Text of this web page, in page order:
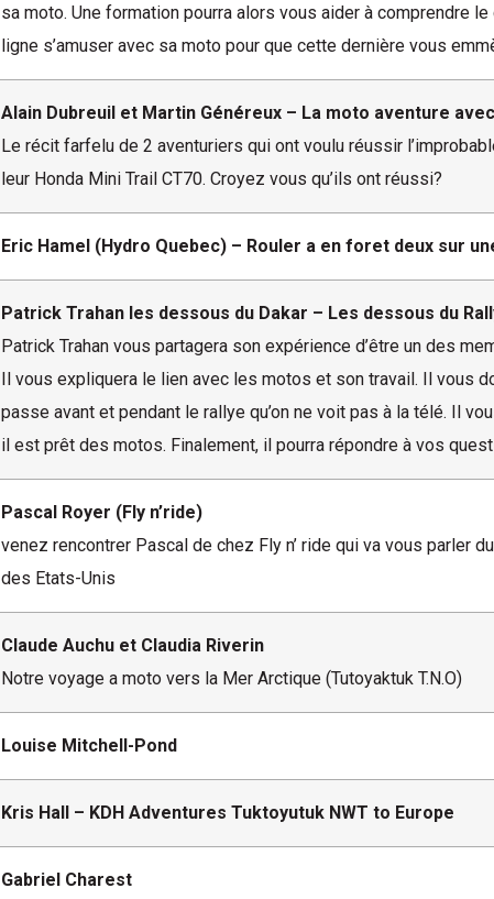
sa moto. Une formation pourra alors vous aider à comprendre
ligne s’amuser avec sa moto pour que cette dernière vous
Alain Dubreuil et Martin Généreux – La moto aventure
Le récit farfelu de 2 aventuriers qui ont voulu réussir
leur Honda Mini Trail CT70. Croyez vous qu’ils ont réussi?
Eric Hamel (Hydro Quebec) – Rouler a en foret deux sur
Patrick Trahan les dessous du Dakar – Les dessous du
Patrick Trahan vous partagera son expérience d’être un des
Il vous expliquera le lien avec les motos et son travail. Il vous
passe avant et pendant le rallye qu’on ne voit pas à la télé. Il
il est prêt des motos. Finalement, il pourra répondre à vos
Pascal Royer (Fly n’ride)
venez rencontrer Pascal de chez Fly n’ ride qui va vous parler
des Etats-Unis
Claude Auchu et Claudia Riverin
Notre voyage a moto vers la Mer Arctique (Tutoyaktuk T.N.O)
Louise Mitchell-Pond
Kris Hall – KDH Adventures Tuktoyutuk NWT to Europe
Gabriel Charest